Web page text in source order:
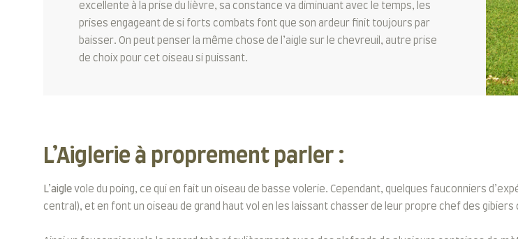
excellente à la prise du lièvre, sa constance va diminuant avec le temps, les
prises engageant de si forts combats font que son ardeur finit toujours par
baisser. On peut penser la même chose de l’aigle sur le chevreuil, autre prise
de choix pour cet oiseau si puissant.
L’Aiglerie à proprement parler :
L’aigle vole du poing, ce qui en fait un oiseau de basse volerie. Cependant, quelques fauconniers
central), et en font un oiseau de grand haut vol en les laissant chasser de leur propre chef des